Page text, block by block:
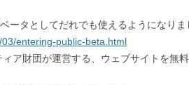
ータとしてだれでも使えるようになりま
entering-public-beta.html
ア財団が運営する、ウェブサイトを無